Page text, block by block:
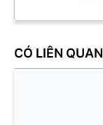
CÓ LIÊN QUAN